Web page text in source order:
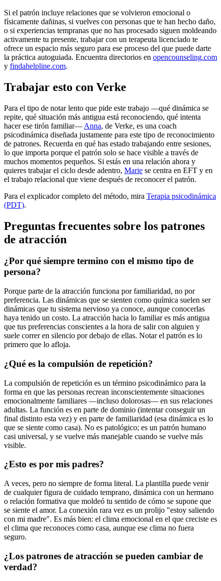
Si el patrón incluye relaciones que se volvieron emocional o
físicamente dañinas, si vuelves con personas que te han hecho daño,
o si experiencias tempranas que no has procesado siguen moldeando
activamente tu presente, trabajar con un terapeuta licenciado te
ofrece un espacio más seguro para ese proceso del que puede darte
la práctica autoguiada. Encuentra directorios en opencounseling.com
y findahelpline.com.
Trabajar esto con Verke
Para el tipo de notar lento que pide este trabajo —qué dinámica se
repite, qué situación más antigua está reconociendo, qué intenta
hacer ese tirón familiar— Anna, de Verke, es una coach
psicodinámica diseñada justamente para este tipo de reconocimiento
de patrones. Recuerda en qué has estado trabajando entre sesiones,
lo que importa porque el patrón solo se hace visible a través de
muchos momentos pequeños. Si estás en una relación ahora y
quieres trabajar el ciclo desde adentro, Marie se centra en EFT y en
el trabajo relacional que viene después de reconocer el patrón.
Para el explicador completo del método, mira Terapia psicodinámica
(PDT).
Preguntas frecuentes sobre los patrones
de atracción
¿Por qué siempre termino con el mismo tipo de
persona?
Porque parte de la atracción funciona por familiaridad, no por
preferencia. Las dinámicas que se sienten como química suelen ser
dinámicas que tu sistema nervioso ya conoce, aunque conocerlas
haya tenido un costo. La atracción hacia lo familiar es más antigua
que tus preferencias conscientes a la hora de salir con alguien y
suele correr en silencio por debajo de ellas. Notar el patrón es lo
primero que lo afloja.
¿Qué es la compulsión de repetición?
La compulsión de repetición es un término psicodinámico para la
forma en que las personas recrean inconscientemente situaciones
emocionalmente familiares —incluso dolorosas— en sus relaciones
adultas. La función es en parte de dominio (intentar conseguir un
final distinto esta vez) y en parte de familiaridad (esa dinámica es lo
que se siente como casa). No es patológico; es un patrón humano
casi universal, y se vuelve más manejable cuando se vuelve más
visible.
¿Esto es por mis padres?
A veces, pero no siempre de forma literal. La plantilla puede venir
de cualquier figura de cuidado temprano, dinámica con un hermano
o relación formativa que moldeó tu sentido de cómo se supone que
se siente el amor. La conexión rara vez es un prolijo "estoy saliendo
con mi madre". Es más bien: el clima emocional en el que creciste es
el clima que reconoces como casa, aunque ese clima no fuera
seguro.
¿Los patrones de atracción se pueden cambiar de
verdad?